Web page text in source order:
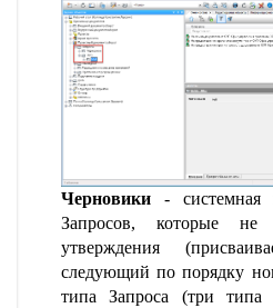
Черновики - системная
Запросов, которые не
утверждения
следующий по порядку
типа Запроса (три